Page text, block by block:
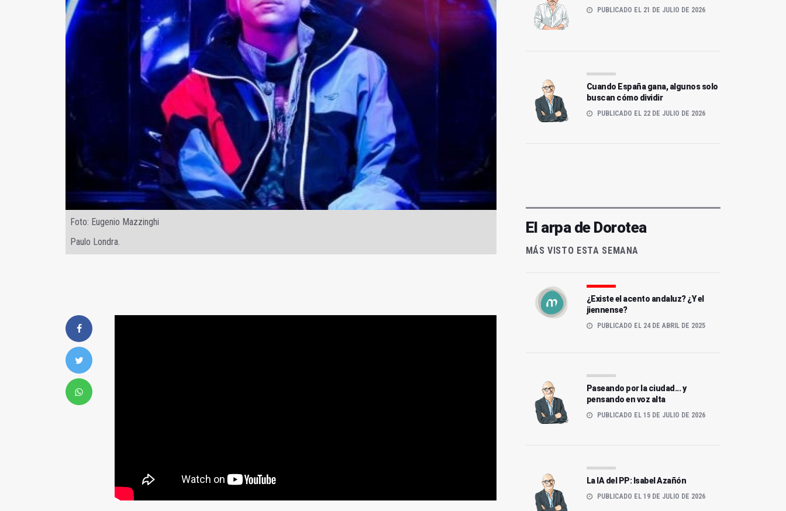
Foto: Eugenio Mazzinghi
Paulo Londra.
PUBLICADO EL 21 DE JULIO DE 2026
Cuando España gana, algunos solo
buscan cómo dividir
PUBLICADO EL 22 DE JULIO DE 2026
El arpa de Dorotea
MÁS VISTO ESTA SEMANA
¿Existe el acento andaluz? ¿Y el
jiennense?
PUBLICADO EL 24 DE ABRIL DE 2025
Paseando por la ciudad... y
pensando en voz alta
PUBLICADO EL 15 DE JULIO DE 2026
La IA del PP: Isabel Azañón
PUBLICADO EL 19 DE JULIO DE 2026